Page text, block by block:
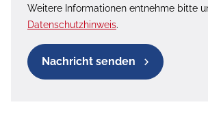
Weitere Informationen entnehme bitte
Datenschutzhinweis.
Nachricht senden